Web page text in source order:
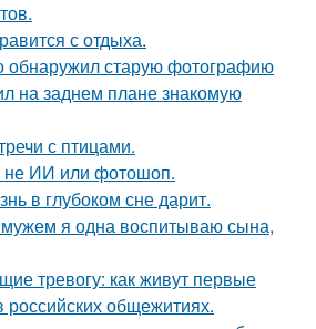
с отдыха.
обнаружил старую фотографию
на заднем плане знакомую
с птицами.
не ИИ или фотошоп.
в глубоком сне дарит.
я одна воспитываю сына,
тревогу: как живут первые
общежитиях.